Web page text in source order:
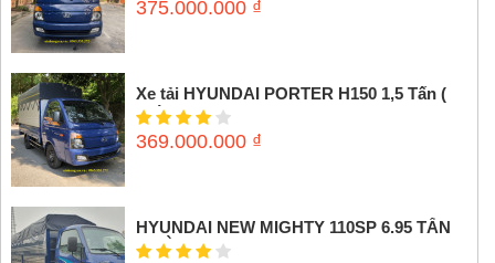
375.000.000 ₫
Xe tải HYUNDAI PORTER H150 1,5 Tấn (
Thùng mui bạt)
369.000.000 ₫
HYUNDAI NEW MIGHTY 110SP 6.95 TẤN
(THÙNG MUI BẠT)